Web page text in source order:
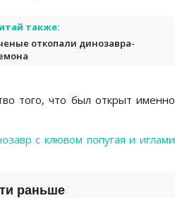
также:
откопали динозавра-
того, что был открыт именно
с клювом попугая и иглами
раньше